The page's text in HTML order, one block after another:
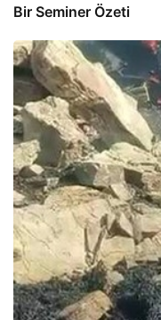
Bir Seminer Özeti